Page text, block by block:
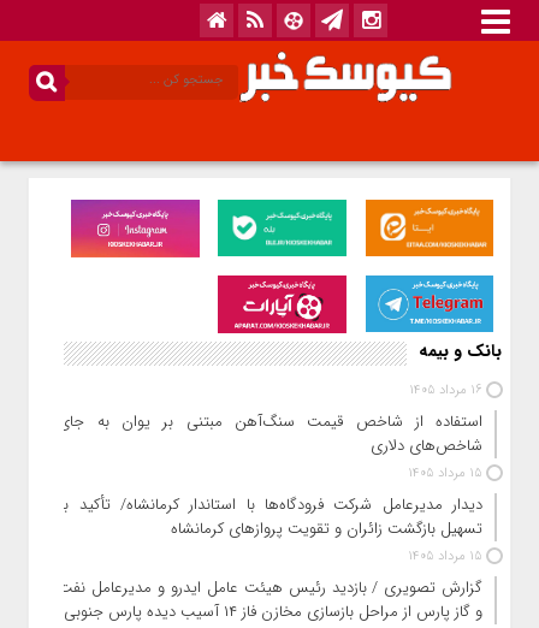
بانک و بیمه
16 مرداد 1405
استفاده از شاخص قیمت سنگ‌آهن مبتنی بر یوان به جای
شاخص‌های دلاری
15 مرداد 1405
دیدار مدیرعامل شرکت فرودگاه‌ها با استاندار کرمانشاه/ تأکید بر
تسهیل بازگشت زائران و تقویت پروازهای کرمانشاه
15 مرداد 1405
گزارش تصویری / بازدید رئیس هیئت عامل ایدرو و مدیرعامل نفت
و گاز پارس از مراحل بازسازی مخازن فاز ۱۴ آسیب دیده پارس جنوبی